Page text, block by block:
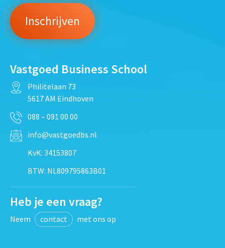
Vastgoed Business School
Philitelaan 73
5617 AM Eindhoven
088 – 091 00 00
info@vastgoedbs.nl
KvK: 34153807
BTW: NL809795863B01
Heb je een vraag?
Neem contact met ons op